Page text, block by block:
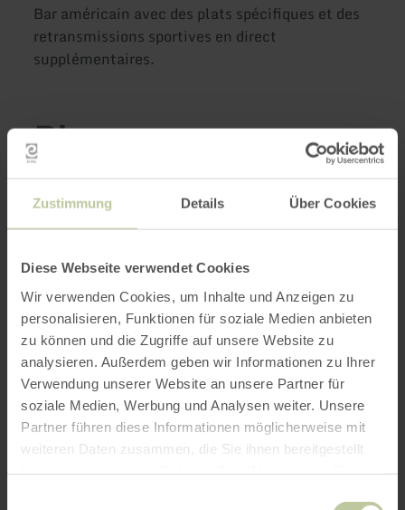
Zustimmung Details Über Cookies
Diese Webseite verwendet Cookies
Wir verwenden Cookies, um Inhalte und Anzeigen zu
personalisieren, Funktionen für soziale Medien anbieten
zu können und die Zugriffe auf unsere Website zu
analysieren. Außerdem geben wir Informationen zu Ihrer
Verwendung unserer Website an unsere Partner für
soziale Medien, Werbung und Analysen weiter. Unsere
Partner führen diese Informationen möglicherweise mit
weiteren Daten zusammen, die Sie ihnen bereitgestellt
Bar américain avec des plats spécifiques et des
retransmissions sportives en direct
supplémentaires.
Plus
d'informations
Heures d'ouverture
Caractéristiques / Particularités
Catégories
Impressions